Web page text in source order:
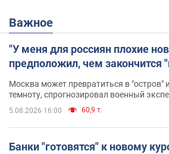
Важное
"У меня для россиян плохие
предположил, чем закончится
Москва может превратиться в "остров"
темноту, спрогнозировал военный
5.08.2026 16:00 60,9 т.
Банки "готовятся" к новому